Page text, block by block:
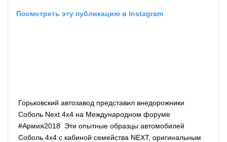
Посмотреть эту публикацию в Instagram
Горьковский автозавод представил внедорожники
Соболь Next 4x4 на Международном форуме
#Армия2018 Эти опытные образцы автомобилей
Соболь 4х4 с кабиной семейства NEXT, оригинальным